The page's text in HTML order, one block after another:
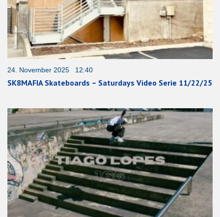
24. November 2025 12:40
SK8MAFIA Skateboards – Saturdays Video Serie 11/22/25